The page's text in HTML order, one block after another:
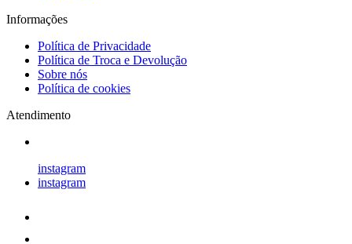
Informações
Política de Privacidade
Política de Troca e Devolução
Sobre nós
Política de cookies
Atendimento
instagram
instagram